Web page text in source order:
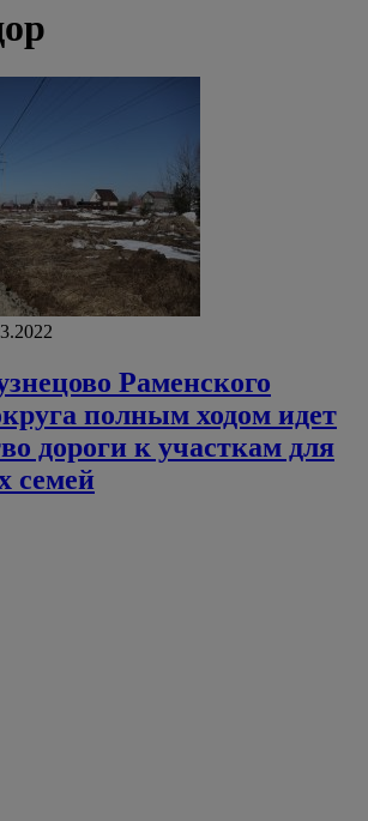
Раменского
полным ходом идет
дороги к участкам для
семей